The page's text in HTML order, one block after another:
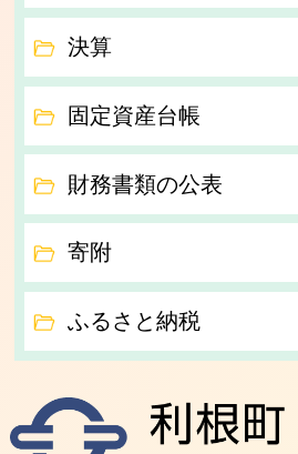
決算
固定資産台帳
財務書類の公表
寄附
ふるさと納税